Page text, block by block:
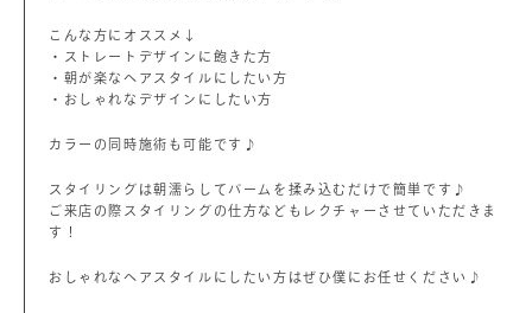
こんな方にオススメ↓
・ストレートデザインに飽きた方
・朝が楽なヘアスタイルにしたい方
・おしゃれなデザインにしたい方
カラーの同時施術も可能です♪
スタイリングは朝濡らしてバームを揉み込むだけで簡単です♪
ご来店の際スタイリングの仕方などもレクチャーさせていただきま
す！
おしゃれなヘアスタイルにしたい方はぜひ僕にお任せください♪